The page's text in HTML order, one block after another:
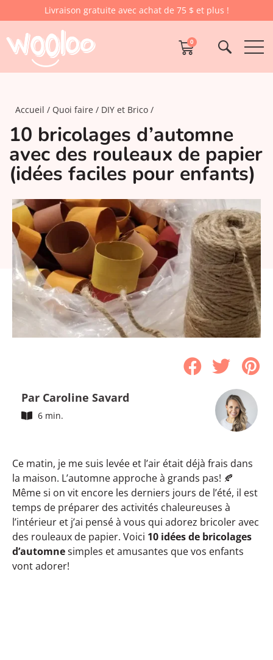
Livraison gratuite avec achat de 75 $ et plus !
0
Accueil Quoi faire DIY et Brico
10 bricolages d’automne
avec des rouleaux de papier
(idées faciles pour enfants)
Par Caroline Savard
6 min.
Ce matin, je me suis levée et l’air était déjà frais dans
la maison. L’automne approche à grands pas! 🍂
Même si on vit encore les derniers jours de l’été, il est
temps de préparer des activités chaleureuses à
l’intérieur et j’ai pensé à vous qui adorez bricoler avec
des rouleaux de papier. Voici 10 idées de bricolages
d’automnesimples et amusantes que vos enfants
vont adorer!